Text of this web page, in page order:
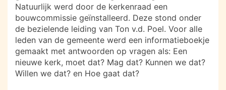
Natuurlijk werd door de kerkenraad een
bouwcommissie geïnstalleerd. Deze stond onder
de bezielende leiding van Ton v.d. Poel. Voor alle
leden van de gemeente werd een informatieboekje
gemaakt met antwoorden op vragen als: Een
nieuwe kerk, moet dat? Mag dat? Kunnen we dat?
Willen we dat? en Hoe gaat dat?